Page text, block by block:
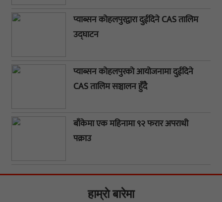
प्याब्सन कोहलपुरद्वारा दुईदिने CAS तालिम
उद्घाटन
प्याब्सन कोहलपुरको आयोजनामा दुईदिने
CAS तालिम सञ्चालन हुँदै
बाँकेमा एक महिनामा ९२ फरार अपराधी
पक्राउ
हाम्राे बारेमा